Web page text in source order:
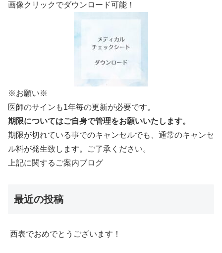
画像クリックでダウンロード可能！
※お願い※
医師のサインも1年毎の更新が必要です。
期限についてはご自身で管理をお願いいたします。
期限が切れている事でのキャンセルでも、通常のキャンセ
ル料が発生致します。ご了承ください。
上記に関するご案内ブログ
最近の投稿
西表でおめでとうございます！